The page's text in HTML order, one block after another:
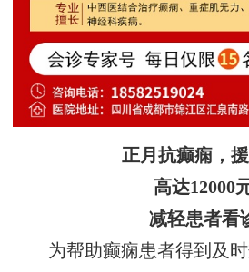
正月抗癫痫，
高达12000
减轻患者看
为帮助癫痫患者得到及